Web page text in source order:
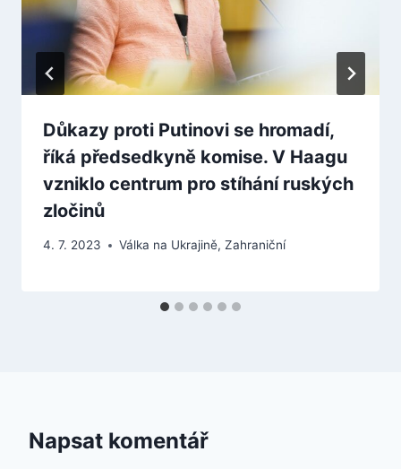
Důkazy proti Putinovi se hromadí,
říká předsedkyně komise. V Haagu
vzniklo centrum pro stíhání ruských
zločinů
4. 7. 2023 Válka na Ukrajině, Zahraniční
Napsat komentář